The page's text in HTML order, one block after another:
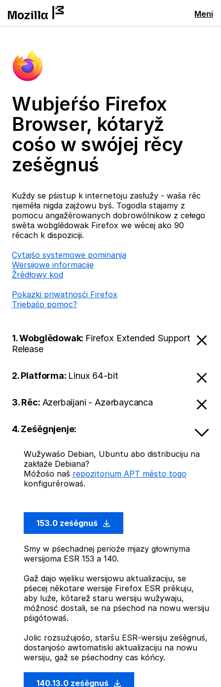
Meni
Wubjeŕśo Firefox
Browser, kótaryž
cośo w swójej rěcy
ześěgnuś
Kuždy se pśistup k internetoju zasłužy - waša rěc
njeměła nigda zajźowu byś. Togodla stajamy z
pomocu angažěrowanych dobrowólnikow z cełego
swěta wobglědowak Firefox we wěcej ako 90
rěcach k dispoziciji.
Cytajśo systemowe pominanja
Wersijowe informacije
Žrědłowy kod
Pokazki priwatnosći Firefox
Trjebaśo pomoc?
1. Wobglědowak: Firefox Extended Support
Release
2. Platforma: Linux 64-bit
3. Rěc: Azerbaijani - Azərbaycanca
4. Ześěgnjenje:
Wužywaśo Debian, Ubuntu abo distribuciju na
zakłaźe Debiana?
Móžośo naš repozitorium APT město togo
konfigurěrowaś.
153.0 ześěgnuś
Smy w pśechadnej perioźe mjazy głownyma
wersijoma ESR 153 a 140.
Gaž dajo wjeliku wersijowu aktualizaciju, se
pśecej někotare wersije Firefox ESR prěkuju,
aby luźe, kótarež staru wersiju wužywaju,
móžnosć dostali, se na pśechod na nowu wersiju
pśigótowaś.
Jolic rozsuźujośo, staršu ESR-wersiju ześěgnuś,
dostanjośo awtomatiski aktualizaciju na nowu
wersiju, gaž se pśechodny cas kóńcy.
140.13.0 ześěgnuś